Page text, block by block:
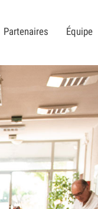
Partenaires Équipe